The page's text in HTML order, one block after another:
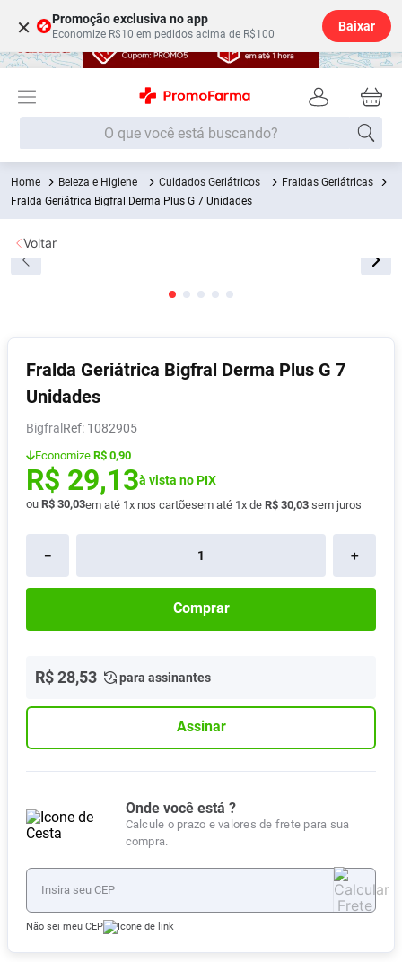
× Promoção exclusiva no app
Economize R$10 em pedidos acima de R$100
Baixar
O que você está buscando?
Beleza e Higiene Cuidados Geriátricos
Fraldas Geriátricas
Fralda Geriátrica Bigfral Derma Plus G 7 Unidades
Fralda Geriátrica Bigfral Derma Plus G 7
Unidades
Bigfral : 1082905
Economize R$ 0,90
R$ 29,13à vista no PIX
ou R$ 30,03em até 1x nos cartõesem até 1x de R$ 30,03 sem juros
＋
－
Comprar
R$28,53 para assinantes
Assinar
Onde você está ?
Calcule o prazo e valores de frete para sua
compra.
Não sei meu CEP
Voltar
Termos mais buscados
1º Fralda
2
5º Fralda G
6º Shampoo
7º Desodorante
8º Absorvente
9º Lavitan
10 º Vitamina D